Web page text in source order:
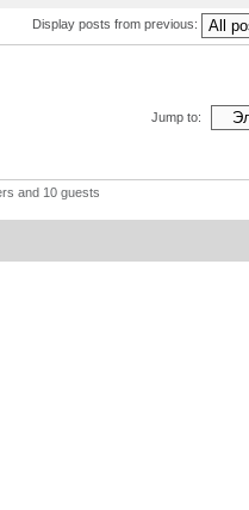
Display posts from previous:
Jump to:
and 10 guests